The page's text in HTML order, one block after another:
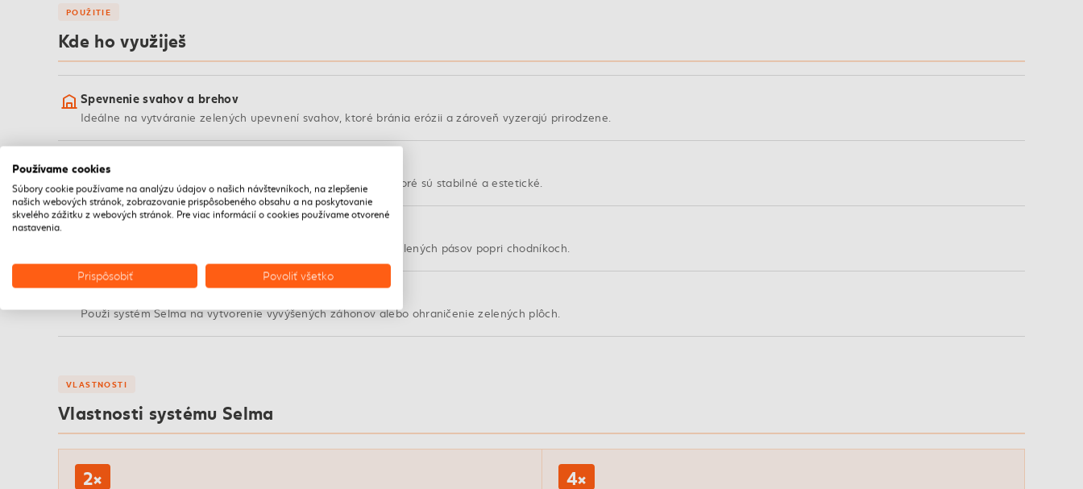
POUŽITIE
Kde ho využiješ
Spevnenie svahov a brehov
Ideálne na vytváranie zelených upevnení svahov, ktoré bránia erózii a zároveň vyzerajú prirodzene.
Terasy a preddomia
Vytvoríš si úrovňové plochy na terase alebo pred domom, ktoré sú stabilné a estetické.
Vhodné na lemovanie príjazdových ciest alebo vytváranie zelených pásov popri chodníkoch.
Okrasné záhony
Použi systém Selma na vytvorenie vyvýšených záhonov alebo ohraničenie zelených plôch.
VLASTNOSTI
Vlastnosti systému Selma
2× 4×
Používame cookies
Súbory cookie používame na analýzu údajov o našich návštevníkoch, na zlepšenie
našich webových stránok, zobrazovanie prispôsobeného obsahu a na poskytovanie
skvelého zážitku z webových stránok. Pre viac informácií o cookies používame otvorené
nastavenia.
Prispôsobiť Povoliť všetko